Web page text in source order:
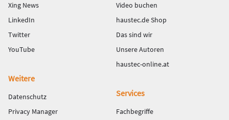
Xing News
LinkedIn
Twitter
YouTube
Video buchen
haustec.de Shop
Das sind wir
Unsere Autoren
haustec-online.at
Weitere
Datenschutz
Privacy Manager
Services
Fachbegriffe